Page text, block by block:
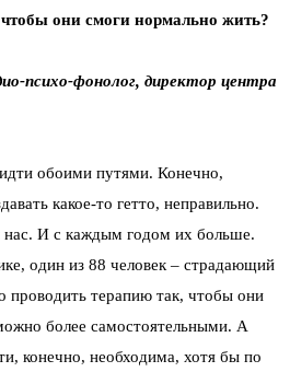
они смоги нормально жить?
психо-фонолог, директор центра
обоими путями. Конечно,
какое-то гетто, неправильно.
И с каждым годом их больше.
один из 88 человек – страдающий
проводить терапию так, чтобы они
более самостоятельными. А
конечно, необходима, хотя бы по